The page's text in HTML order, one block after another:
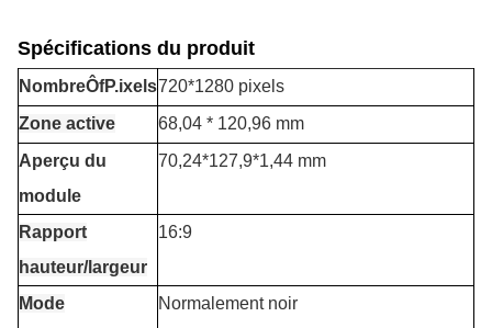
Spécifications du produit
NombreÔfP.ixels720*1280 pixels
Zone active
68,04 * 120,96 mm
Aperçu du
module
70,24*127,9*1,44 mm
Rapport
hauteur/largeur
16:9
Mode
Normalement noir